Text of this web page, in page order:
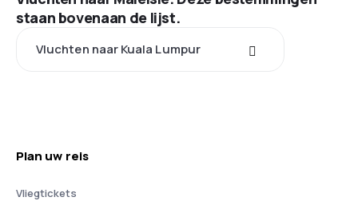
staan bovenaan de lijst.
Vluchten naar Kuala Lumpur
Plan uw reis
Vliegtickets